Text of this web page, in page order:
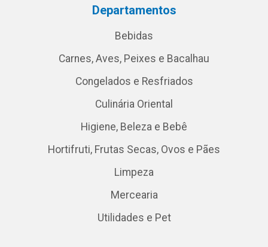
Departamentos
Bebidas
Carnes, Aves, Peixes e Bacalhau
Congelados e Resfriados
Culinária Oriental
Higiene, Beleza e Bebê
Hortifruti, Frutas Secas, Ovos e Pães
Limpeza
Mercearia
Utilidades e Pet